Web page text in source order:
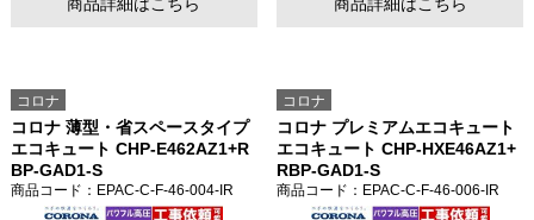
商品詳細はこちら 商品詳細はこちら
コロナ
コロナ 薄型・省スペースタイプ
エコキュート CHP-E462AZ1+R
BP-GAD1-S
商品コード ：EPAC-C-F-46-004-IR
コロナ
コロナ プレミアムエコキュート
エコキュート CHP-HXE46AZ1+
RBP-GAD1-S
商品コード ：EPAC-C-F-46-006-IR